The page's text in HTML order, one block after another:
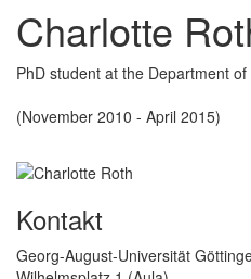
Charlotte
PhD student at the Department
(November 2010 - April 2015)
Kontakt
Georg-August-Universität